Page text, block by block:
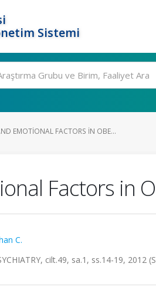
Sistemi
EMOTIONAL FACTORS IN OBE...
Factors in
C.
cilt.49, sa.1, ss.14-19, 2012